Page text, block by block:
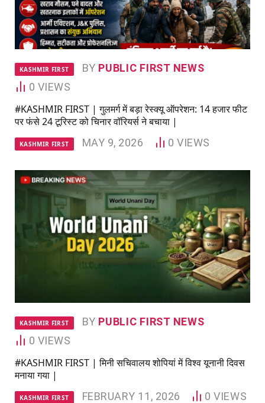
KASHMIR FIRST BY PUBLIC FIRST NEWS
0 VIEWS
#KASHMIR FIRST | गुलमर्ग में बड़ा रेस्क्यू ऑपरेशन: 14 हजार फीट
पर फंसे 24 टूरिस्ट को चिनार वॉरियर्स ने बचाया |
KASHMIR FIRST MAY 9, 2026 0VIEWS
KASHMIR FIRST BY PUBLIC FIRST NEWS
0 VIEWS
#KASHMIR FIRST | मिनी सचिवालय शोपियां में विश्व यूनानी दिवस
मनाया गया |
KASHMIR FIRST FEBRUARY 11, 2026 0VIEWS